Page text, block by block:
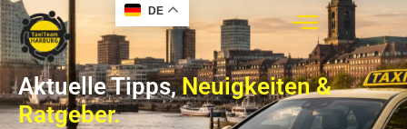
DE
Aktuelle Tipps,Neuigkeiten &
Ratgeber.